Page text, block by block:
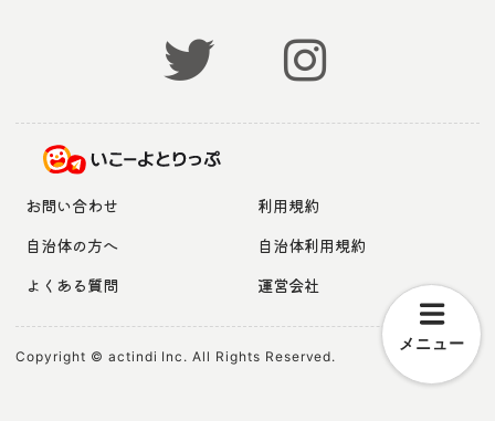
メニュー
お問い合わせ
利用規約
自治体の方へ
自治体利用規約
よくある質問
運営会社
Copyright © actindi Inc. All Rights Reserved.